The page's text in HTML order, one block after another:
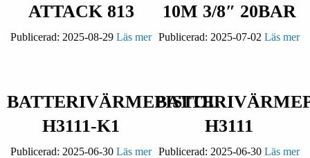
ATTACK 813
Publicerad: 2025-08-29 Läs mer
10M 3/8″ 20BAR
Publicerad: 2025-07-02 Läs mer
BATTERIVÄRMEPISTOL
H3111-K1
Publicerad: 2025-06-30 Läs mer
H3111
Publicerad: 2025-06-30 Läs mer